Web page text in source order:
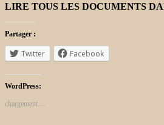
LIRE TOUS LES DOCUMENTS
Partager :
Twitter Facebook
WordPress:
chargement…